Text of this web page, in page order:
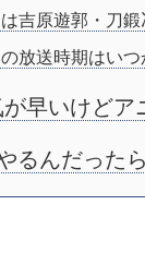
吉原遊郭・刀
放送時期はいつ
早いけど
るんだった